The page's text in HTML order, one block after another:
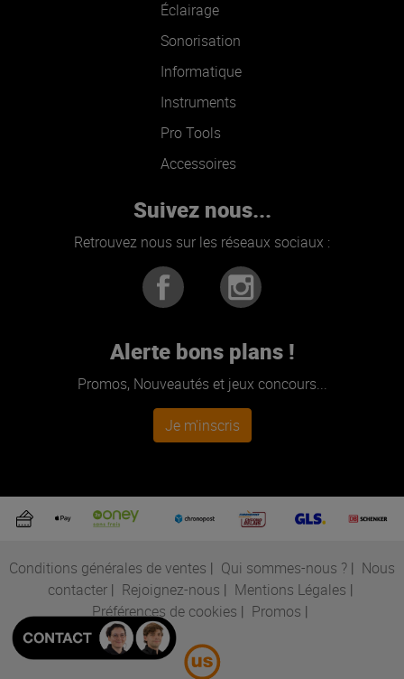
Éclairage
Sonorisation
Informatique
Instruments
Pro Tools
Accessoires
Suivez nous...
Retrouvez nous sur les réseaux sociaux :
Alerte bons plans !
Promos, Nouveautés et jeux concours...
Je m'inscris
Conditions générales de ventes | Qui sommes-nous ? | Nous
contacter| Rejoignez-nous | Mentions Légales |
Préférences de cookies | Promos |